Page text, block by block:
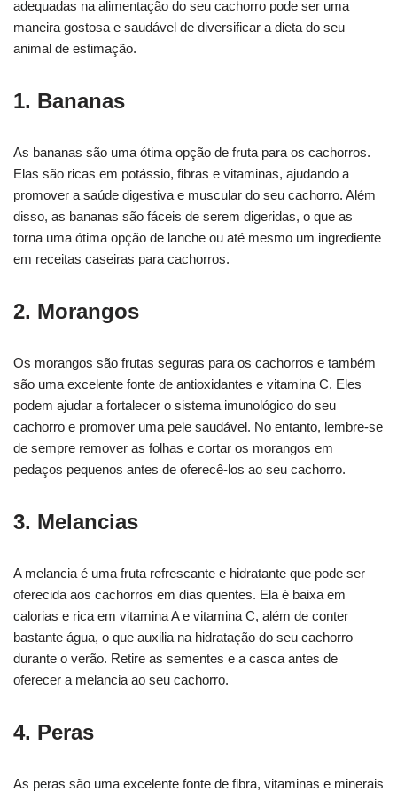
adequadas na alimentação do seu cachorro pode ser uma
maneira gostosa e saudável de diversificar a dieta do seu
animal de estimação.
1. Bananas
As bananas são uma ótima opção de fruta para os cachorros.
Elas são ricas em potássio, fibras e vitaminas, ajudando a
promover a saúde digestiva e muscular do seu cachorro. Além
disso, as bananas são fáceis de serem digeridas, o que as
torna uma ótima opção de lanche ou até mesmo um ingrediente
em receitas caseiras para cachorros.
2. Morangos
Os morangos são frutas seguras para os cachorros e também
são uma excelente fonte de antioxidantes e vitamina C. Eles
podem ajudar a fortalecer o sistema imunológico do seu
cachorro e promover uma pele saudável. No entanto, lembre-se
de sempre remover as folhas e cortar os morangos em
pedaços pequenos antes de oferecê-los ao seu cachorro.
3. Melancias
A melancia é uma fruta refrescante e hidratante que pode ser
oferecida aos cachorros em dias quentes. Ela é baixa em
calorias e rica em vitamina A e vitamina C, além de conter
bastante água, o que auxilia na hidratação do seu cachorro
durante o verão. Retire as sementes e a casca antes de
oferecer a melancia ao seu cachorro.
4. Peras
As peras são uma excelente fonte de fibra, vitaminas e minerais